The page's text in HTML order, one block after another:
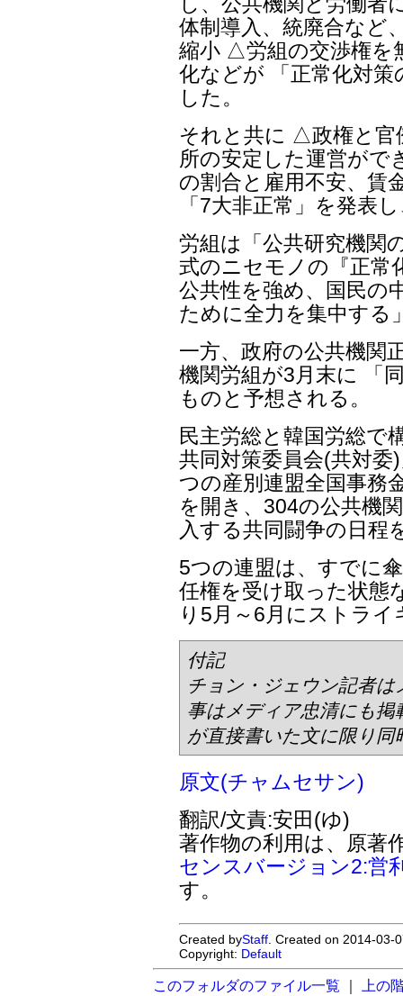
体制導入、統廃合など
縮小 △労組の交渉権を
化などが 「正常化対
した。
それと共に △政権と官
所の安定した運営が
の割合と雇用不安、賃
「7大非正常」を発表
労組は「公共研究機関
式のニセモノの『正常
公共性を強め、国民の
ために全力を集中する
一方、政府の公共機関
機関労組が3月末に 「
ものと予想される。
民主労総と韓国労総で
共同対策委員会(共対
つの産別連盟全国事務
を開き、304の公共機
入する共同闘争の日程
5つの連盟は、すでに
任権を受け取った状態
り5月～6月にストラ
付記
チョン・ジェウン記者
事はメディア忠清にも
が直接書いた文に限り
原文(チャムセサン)
翻訳/文責:安田(ゆ)
著作物の利用は、原著
センスバージョン2:営
す。
Created byStaff. Created on 2014-03-
Copyright: Default
このフォルダのファイル一覧
上の